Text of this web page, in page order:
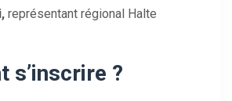
représentant régional Halte
s’inscrire ?